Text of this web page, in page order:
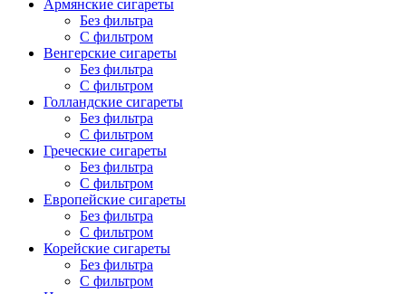
Армянские сигареты
Без фильтра
С фильтром
Венгерские сигареты
Без фильтра
С фильтром
Голландские сигареты
Без фильтра
С фильтром
Греческие сигареты
Без фильтра
С фильтром
Европейские сигареты
Без фильтра
С фильтром
Корейские сигареты
Без фильтра
С фильтром